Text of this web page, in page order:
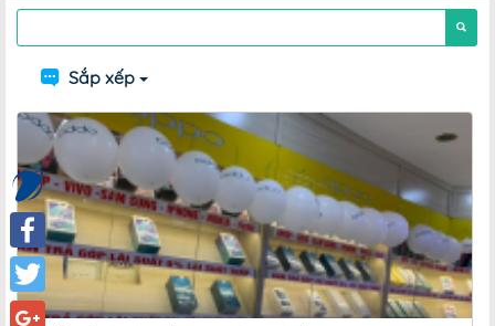
Facebook
Twitter
Sắp xếp